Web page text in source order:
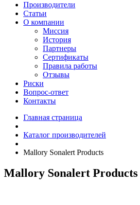
Производители
Статьи
О компании
Миссия
История
Партнеры
Сертификаты
Правила работы
Отзывы
Риски
Вопрос-ответ
Контакты
Главная страница
Каталог производителей
Mallory Sonalert Products
Mallory Sonalert Products